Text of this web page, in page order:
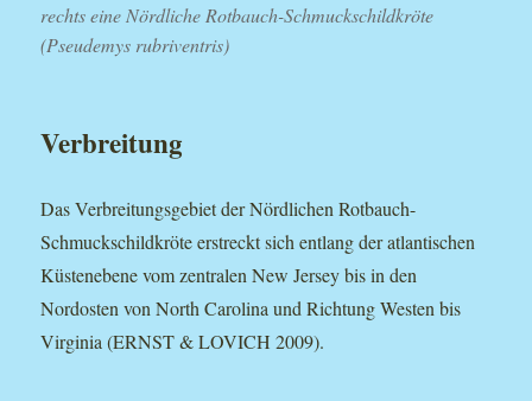
rechts eine Nördliche Rotbauch-Schmuckschildkröte
(Pseudemys rubriventris)
Verbreitung
Das Verbreitungsgebiet der Nördlichen Rotbauch-
Schmuckschildkröte erstreckt sich entlang der atlantischen
Küstenebene vom zentralen New Jersey bis in den
Nordosten von North Carolina und Richtung Westen bis
Virginia (ERNST & LOVICH 2009).